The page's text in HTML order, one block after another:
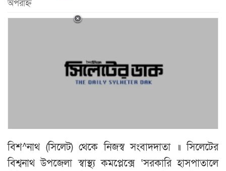
অপরাহ্ন
বিশ^নাথ (সিলেট) থেকে নিজস্ব সংবাদদাতা ॥ সিলেটের
বিশ্বনাথ উপজেলা স্বাস্থ্য কমপ্লেক্সে ‘সরকারি হাসপাতালে